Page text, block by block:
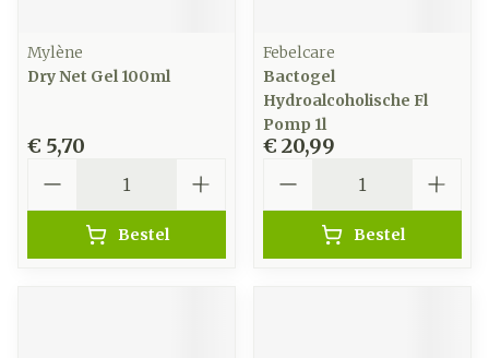
Mylène
Dry Net Gel 100ml
€ 5,70
Bestel
Febelcare
Bactogel
Hydroalcoholische Fl
Pomp 1l
€ 20,99
Bestel